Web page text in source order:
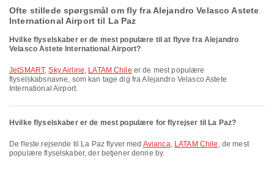
Ofte stillede spørgsmål om fly fra Alejandro Velasco Astete
International Airport til La Paz
Hvilke flyselskaber er de mest populære til at flyve fra Alejandro
Velasco Astete International Airport?
JetSMART,Sky Airline, LATAM Chile er de mest populære
flyselskabsnavne, som kan tage dig fra Alejandro Velasco Astete
International Airport.
Hvilke flyselskaber er de mest populære for flyrejser til La Paz?
De fleste rejsende til La Paz flyver med Avianca, LATAM Chile , de mest
populære flyselskaber, der betjener denne by.